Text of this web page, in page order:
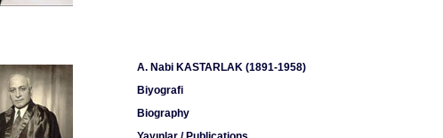
A. Nabi KASTARLAK (1891-1958)
Biyografi
Biography